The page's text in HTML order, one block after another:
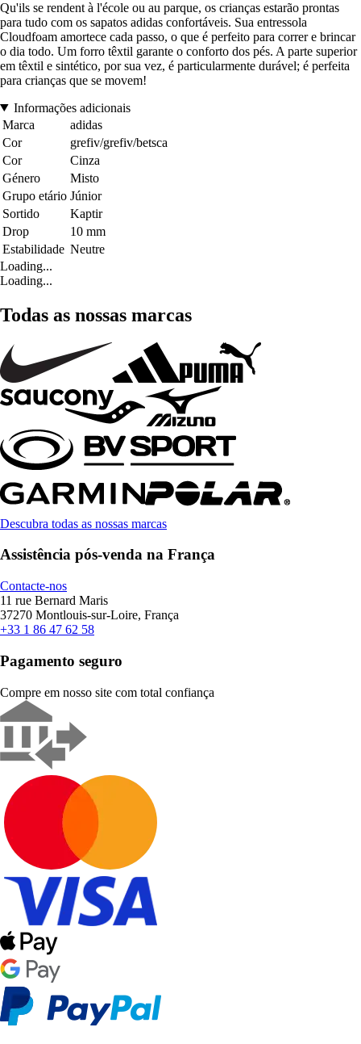
Qu'ils se rendent à l'école ou au parque, os crianças estarão prontas
para tudo com os sapatos adidas confortáveis. Sua entressola
Cloudfoam amortece cada passo, o que é perfeito para correr e brincar
o dia todo. Um forro têxtil garante o conforto dos pés. A parte superior
em têxtil e sintético, por sua vez, é particularmente durável; é perfeita
para crianças que se movem!
Informações adicionais
Marca
adidas
Cor
grefiv/grefiv/betsca
Cor
Cinza
Género
Misto
Grupo etário Júnior
Sortido
Kaptir
Drop
10 mm
Estabilidade Neutre
Loading...
Loading...
Todas as nossas marcas
Descubra todas as nossas marcas
Assistência pós-venda na França
Contacte-nos
11 rue Bernard Maris
37270 Montlouis-sur-Loire, França
+33 1 86 47 62 58
Pagamento seguro
Compre em nosso site com total confiança